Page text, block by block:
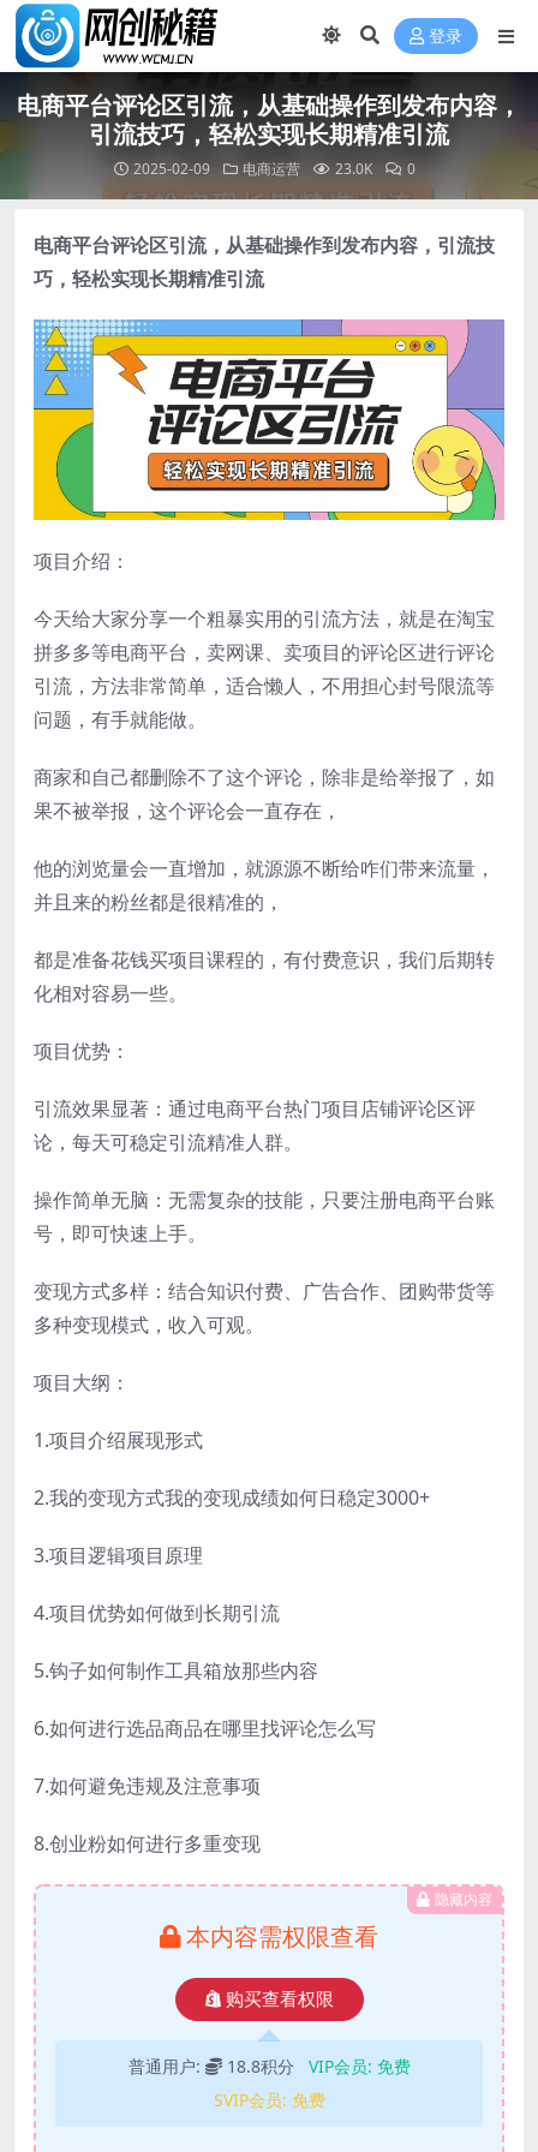
登录
电商平台评论区引流，从基础操作到发布内容，
引流技巧，轻松实现长期精准引流
2025-02-09 电商运营 23.0K 0
电商平台评论区引流，从基础操作到发布内容，引流技
巧，轻松实现长期精准引流
项目介绍：
今天给大家分享一个粗暴实用的引流方法，就是在淘宝
拼多多等电商平台，卖网课、卖项目的评论区进行评论
引流，方法非常简单，适合懒人，不用担心封号限流等
问题，有手就能做。
商家和自己都删除不了这个评论，除非是给举报了，如
果不被举报，这个评论会一直存在，
他的浏览量会一直增加，就源源不断给咋们带来流量，
并且来的粉丝都是很精准的，
都是准备花钱买项目课程的，有付费意识，我们后期转
化相对容易一些。
项目优势：
引流效果显著：通过电商平台热门项目店铺评论区评
论，每天可稳定引流精准人群。
操作简单无脑：无需复杂的技能，只要注册电商平台账
号，即可快速上手。
变现方式多样：结合知识付费、广告合作、团购带货等
多种变现模式，收入可观。
项目大纲：
1.项目介绍展现形式
2.我的变现方式我的变现成绩如何日稳定3000+
3.项目逻辑项目原理
4.项目优势如何做到长期引流
5.钩子如何制作工具箱放那些内容
6.如何进行选品商品在哪里找评论怎么写
7.如何避免违规及注意事项
8.创业粉如何进行多重变现
隐藏内容
本内容需权限查看
购买查看权限
普通用户: 18.8积分 VIP会员: 免费
SVIP会员: 免费